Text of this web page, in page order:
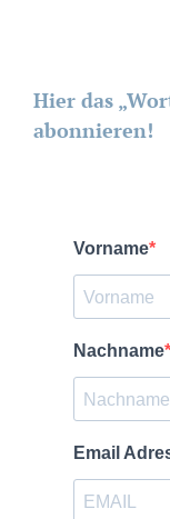
Hier das
abonnieren!